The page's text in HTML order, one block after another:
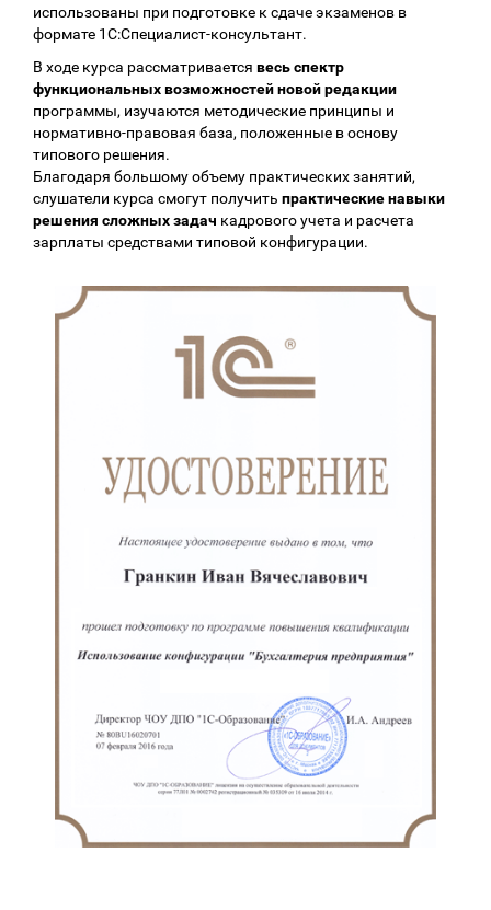
использованы при подготовке к сдаче экзаменов в
формате 1С:Специалист-консультант.
В ходе курса рассматривается весь спектр
функциональных возможностей новой редакции
программы, изучаются методические принципы и
нормативно-правовая база, положенные в основу
типового решения.
Благодаря большому объему практических занятий,
слушатели курса смогут получить практические навыки
решения сложных задач кадрового учета и расчета
зарплаты средствами типовой конфигурации.